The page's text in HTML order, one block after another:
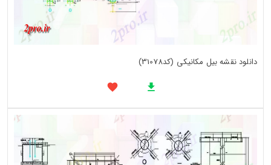
دانلود نقشه بیل مکانیکی (کد31078)